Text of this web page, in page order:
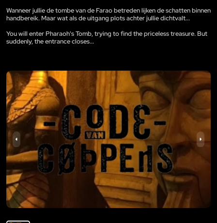
Wanneer jullie de tombe van de Farao betreden lijken de schatten binnen
handbereik. Maar wat als de uitgang plots achter jullie dichtvalt...
You will enter Pharaoh's Tomb, trying to find the priceless treasure. But
suddenly, the entrance closes...